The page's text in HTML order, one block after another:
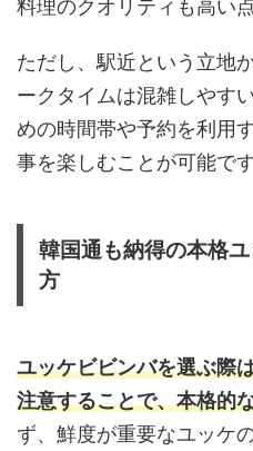
料理のクオリティも高い
ただし、駅近という立地
ークタイムは混雑しやす
めの時間帯や予約を利用
事を楽しむことが可能です
韓国通も納得の本格
方
ユッケビビンバを選ぶ際
注意することで、本格的
ず、鮮度が重要なユッケ